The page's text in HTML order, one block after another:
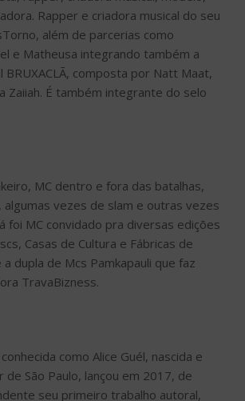
Rapper e criadora musical do seu
além de parcerias como
e Matheusa integrando também a
BRUXACLÃ, composta por Natt Maat,
Zaiiah. É também integrante do selo
MC dentro e fora das batalhas,
algumas vezes de slam e outras vezes
foi MC convidado pra diversas edições
Casas de Cultura e Fábricas de
a dupla de Mcs Pamkapauli que faz
TravaBizness.
como Alice Guél, nascida e
de São Paulo, lançou em 2017, de
seu primeiro trabalho autoral,